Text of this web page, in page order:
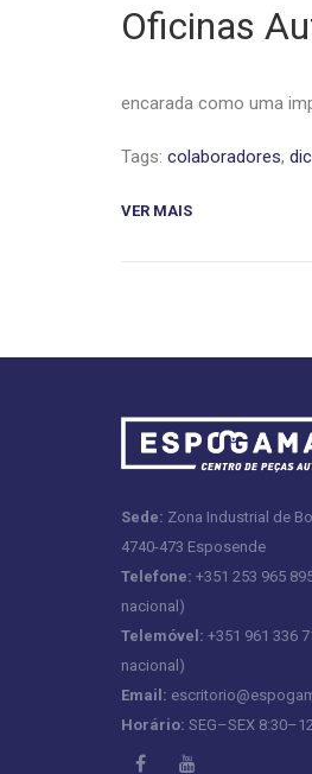
Oficinas
encarada como uma
Tags: colaboradores,
VER MAIS
Sede: Zona Industrial de
4740-473 Esposende
Telefone: +351 253 965
nacional)
Telemóvel: +351 961 336
nacional)
Email:
Horário: SEG–SEX